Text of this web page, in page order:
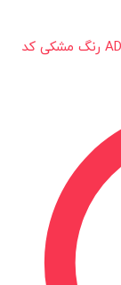
کتانی اسپرت مردانه و زنانه مدل آدیداس ADIDAS رنگ مشکی کد